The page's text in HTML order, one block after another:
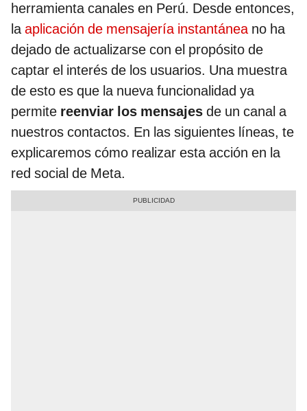
herramienta canales en Perú. Desde entonces,
laaplicación de mensajería instantánea no ha
dejado de actualizarse con el propósito de
captar el interés de los usuarios. Una muestra
de esto es que la nueva funcionalidad ya
permite reenviar los mensajes de un canal a
nuestros contactos. En las siguientes líneas, te
explicaremos cómo realizar esta acción en la
red social de Meta.